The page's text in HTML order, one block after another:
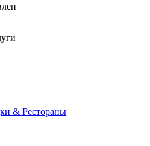
& Рестораны